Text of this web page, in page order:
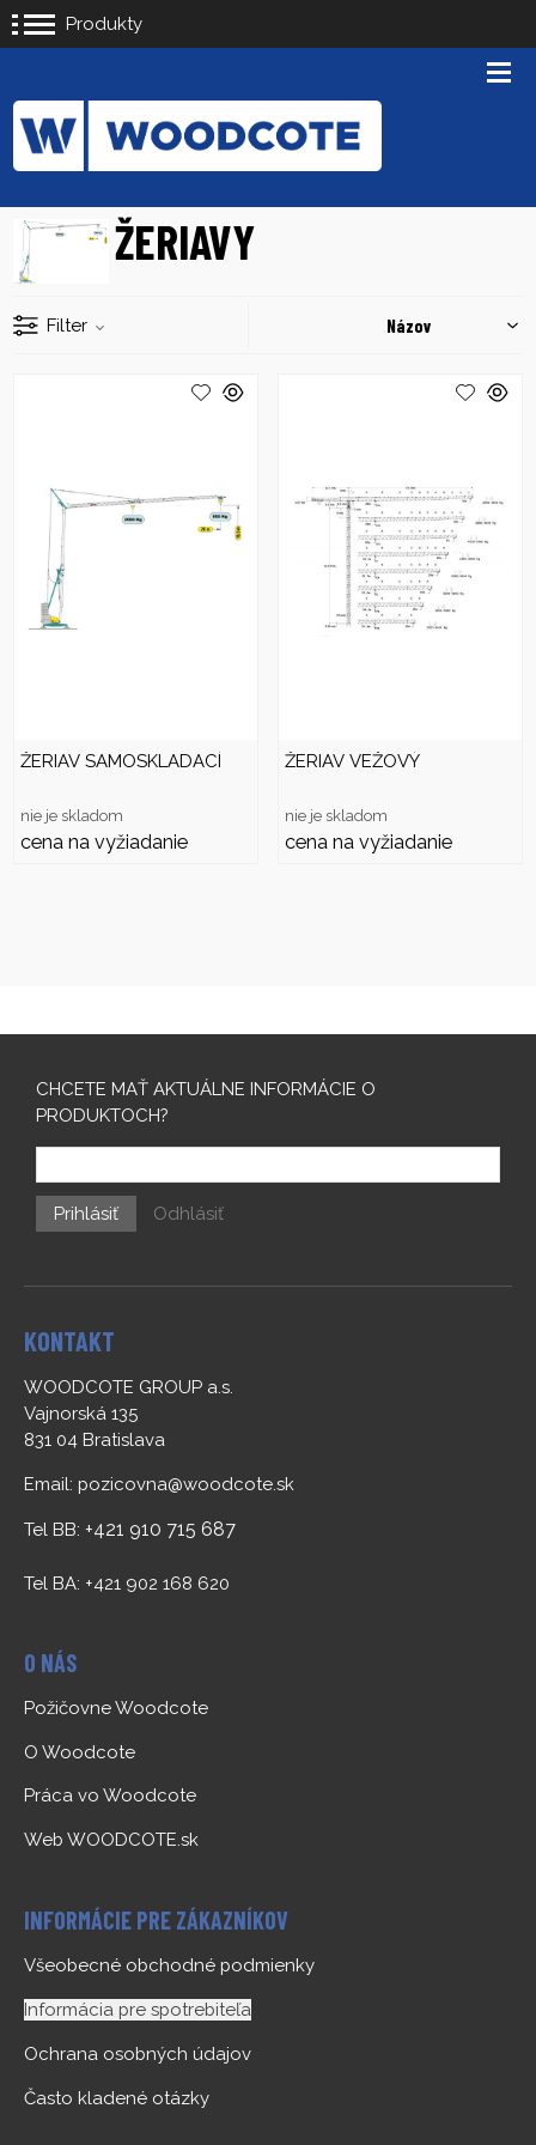
Produkty
ŽERIAVY
Filter
ŽERIAV SAMOSKLADACÍ
nie je skladom
cena na vyžiadanie
ŽERIAV VEŽOVÝ
nie je skladom
cena na vyžiadanie
CHCETE MAŤ AKTUÁLNE INFORMÁCIE O
PRODUKTOCH?
Prihlásiť Odhlásiť
KONTAKT
WOODCOTE GROUP a.s.
Vajnorská 135
831 04 Bratislava
Email: pozicovna@woodcote.sk
Tel BB: +421 910 715 687
Tel BA: +421 902 168 620
O NÁS
Požičovne Woodcote
O Woodcote
Práca vo Woodcote
Web WOODCOTE.sk
INFORMÁCIE PRE ZÁKAZNÍKOV
Všeobecné obchodné podmienky
Informácia pre spotrebiteľa
Ochrana osobných údajov
Často kladené otázky